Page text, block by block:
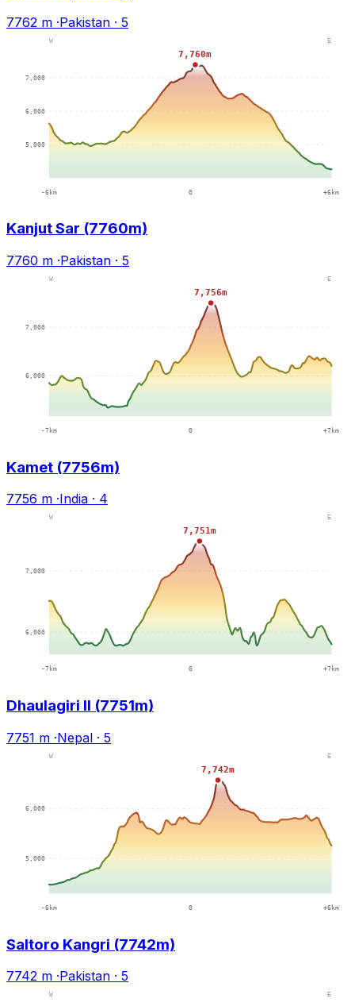
7762 m ·Pakistan · 5
Kanjut Sar (7760m)
7760 m ·Pakistan · 5
Kamet (7756m)
7756 m ·India · 4
Dhaulagiri II (7751m)
7751 m ·Nepal · 5
Saltoro Kangri (7742m)
7742 m ·Pakistan · 5